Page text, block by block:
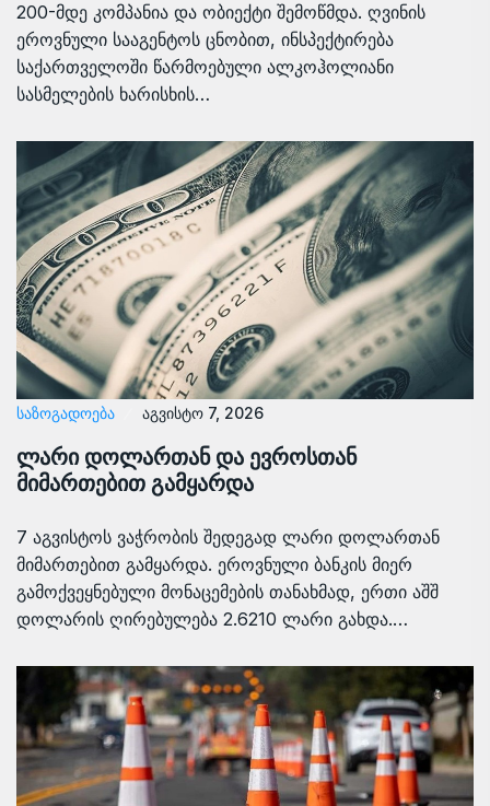
200-მდე კომპანია და ობიექტი შემოწმდა. ღვინის
ეროვნული სააგენტოს ცნობით, ინსპექტირება
საქართველოში წარმოებული ალკოჰოლიანი
სასმელების ხარისხის…
ᲡᲐᲖᲝᲒᲐᲓᲝᲔᲑᲐ აგვისტო 7, 2026
ლარი დოლართან და ევროსთან
მიმართებით გამყარდა
7 აგვისტოს ვაჭრობის შედეგად ლარი დოლართან
მიმართებით გამყარდა. ეროვნული ბანკის მიერ
გამოქვეყნებული მონაცემების თანახმად, ერთი აშშ
დოლარის ღირებულება 2.6210 ლარი გახდა.…